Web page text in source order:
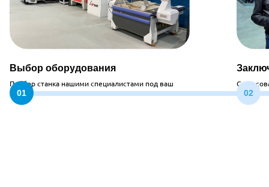
Выбор оборудования
Подбор станка нашими специалистами под ваш
запрос